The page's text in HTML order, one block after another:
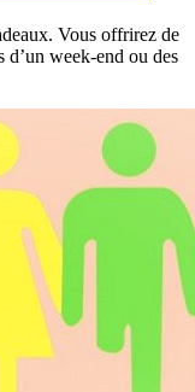
Vous offrirez de
d’un week-end ou des